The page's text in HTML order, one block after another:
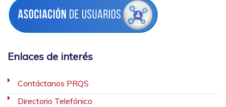
Enlaces de interés
Contáctanos PRQS
Directorio Telefónico